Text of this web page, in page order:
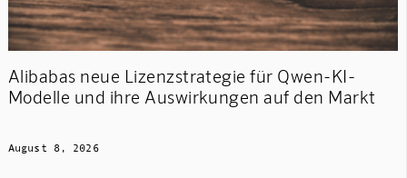
Alibabas neue Lizenzstrategie für Qwen-KI-
Modelle und ihre Auswirkungen auf den Markt
August 8, 2026